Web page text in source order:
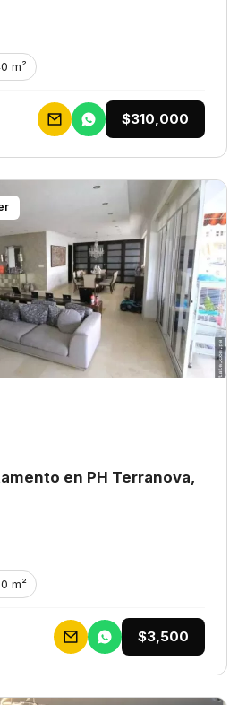
m²
$310,000
en PH Terranova,
m²
$3,500